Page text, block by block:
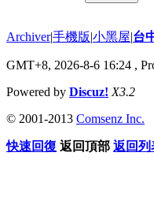
Archiver|手機版|小黑屋|台
GMT+8, 2026-8-6 16:24 ,
Powered by Discuz! X3.2
© 2001-2013 Comsenz Inc.
快速回復 返回頂部 返回列